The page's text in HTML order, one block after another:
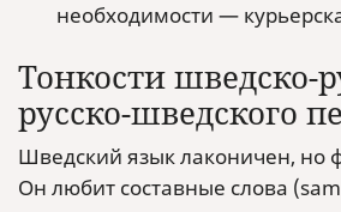
необходимости —
Тонкости шведско-
русско-шведского
Шведский язык лаконичен, но
Он любит составные слова